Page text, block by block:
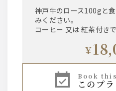
神戸牛のロース100gと
みください。
コーヒー 又は 紅茶付きで
¥
book
このプ